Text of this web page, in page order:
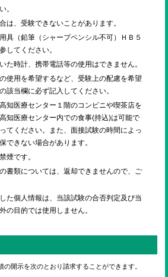
。
は、受験できないことがあります。
具（鉛筆（シャープペンシル不可）ＨＢ５
してください。
た時計、携帯電話等の使用はできません。
使用を希望するなど、受験上の配慮を希望
該当欄に必ず記入してください。
知医療センター１階のコンビニや喫茶店を
知医療センター内での食事(持込)は可能で
てください。また、面接試験の時間によっ
できない場合があります。
煙です。
書類については、返却できませんので、ご
た個人情報は、当該試験の合否判定及び当
の目的では使用しません。
の開示を次のとおり請求することができます。